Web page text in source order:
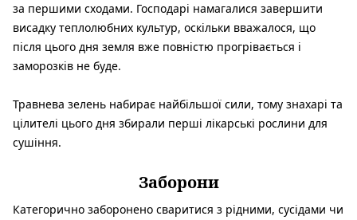
за першими сходами. Господарі намагалися завершити
висадку теплолюбних культур, оскільки вважалося, що
після цього дня земля вже повністю прогрівається і
заморозків не буде.
Травнева зелень набирає найбільшої сили, тому знахарі та
цілителі цього дня збирали перші лікарські рослини для
сушіння.
Заборони
Категорично заборонено сваритися з рідними, сусідами чи